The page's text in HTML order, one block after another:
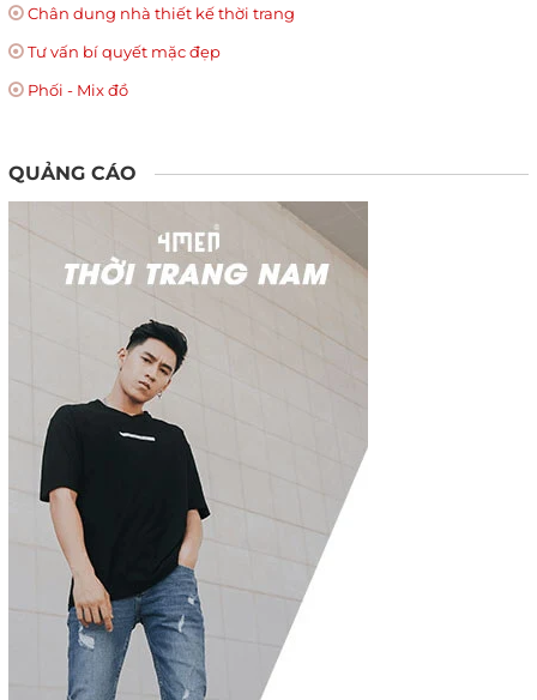
Chân dung nhà thiết kế thời trang
Tư vấn bí quyết mặc đẹp
Phối - Mix đồ
QUẢNG CÁO